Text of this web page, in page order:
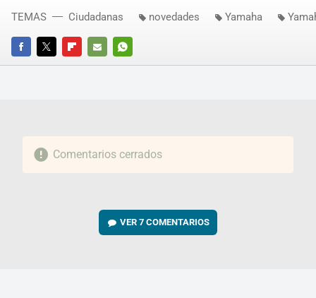
FACEBOOKTWITTERFLIPBOARD
E-
WHATSAPP
TEMAS Ciudadanas novedades Yamaha
Comentarios cerrados
VER7 COMENTARIOS